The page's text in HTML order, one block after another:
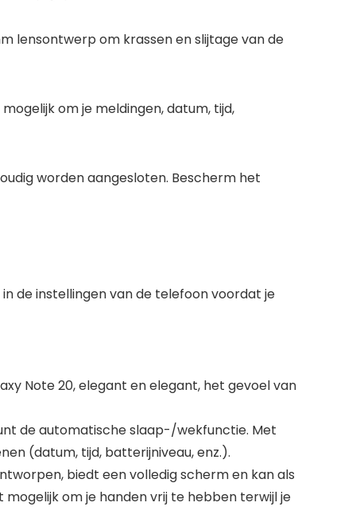
lensontwerp om krassen en slijtage van de
om je meldingen, datum, tijd,
worden aangesloten. Bescherm het
de instellingen van de telefoon voordat je
Note 20, elegant en elegant, het gevoel van
de automatische slaap-/wekfunctie. Met
(datum, tijd, batterijniveau, enz.).
biedt een volledig scherm en kan als
om je handen vrij te hebben terwijl je